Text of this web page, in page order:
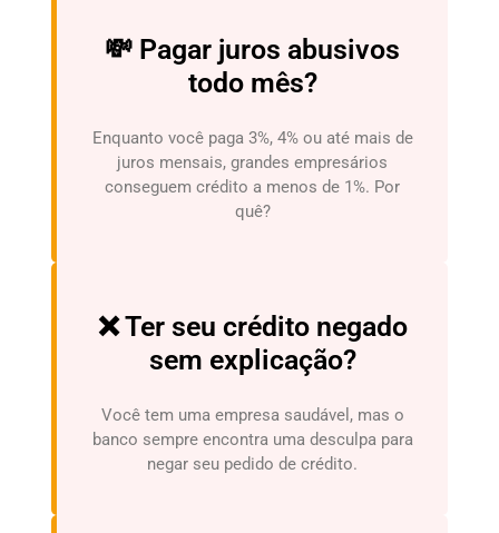
💸 Pagar juros abusivos
todo mês?
Enquanto você paga 3%, 4% ou até mais de
juros mensais, grandes empresários
conseguem crédito a menos de 1%. Por
quê?
❌ Ter seu crédito negado
sem explicação?
Você tem uma empresa saudável, mas o
banco sempre encontra uma desculpa para
negar seu pedido de crédito.